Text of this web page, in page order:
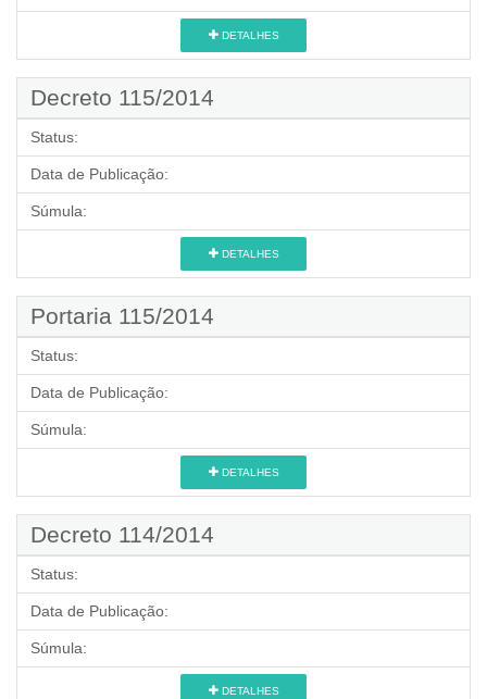
DETALHES
Decreto 115/2014
Status:
Data de Publicação:
Súmula:
DETALHES
Portaria 115/2014
Status:
Data de Publicação:
Súmula:
DETALHES
Decreto 114/2014
Status:
Data de Publicação:
Súmula:
DETALHES